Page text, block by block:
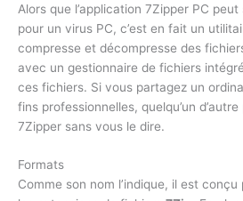
Alors que l’application 7Zipper PC
pour un virus PC, c’est en fait un
compresse et décompresse des
avec un gestionnaire de fichiers
ces fichiers. Si vous partagez un
fins professionnelles, quelqu’un
7Zipper sans vous le dire.
Formats
Comme son nom l’indique, il est